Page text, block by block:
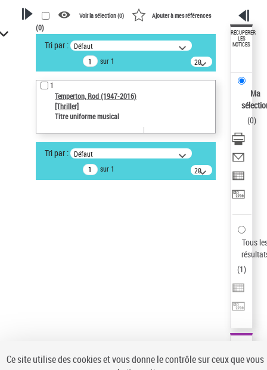
VOTRE RECHERCHE
Recherche avancée dans les
notices d’autorité
Œuvres liées à l'auteur :
Temperton, Rod (1947-2016)
Sauvegarder votre recherche
AFFINER
Type de notice d'autorité
Voir la sélection (0) Ajouter à mes références
(0)
Tri par : Défaut
sur 1
20
résultats/page
1
Temperton, Rod (1947-2016)
[Thriller]
Titre uniforme musical
Tri par : Défaut
sur 1
20
résultats/page
RÉCUPÉRER
LES
NOTICES
Ma
(0)
Tous
(1)
Ce site utilise des cookies et vous donne le contrôle sur ceux que vous